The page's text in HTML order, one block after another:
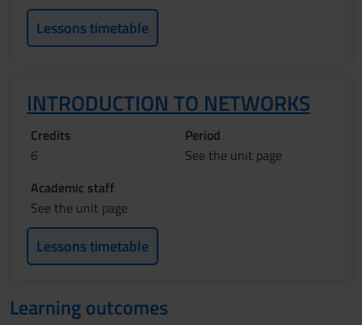
Lessons timetable
INTRODUCTION TO NETWORKS
Credits
6
Period
See the unit page
Academic staff
See the unit page
Lessons timetable
Learning outcomes